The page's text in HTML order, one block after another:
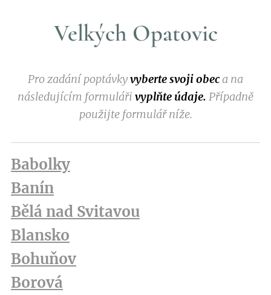
Velkých Opatovic
Pro zadání poptávkyvyberte svoji obeca na
následujícím formuláři vyplňte údaje. Případně
použijte formulář níže.
Babolky
Banín
Bělá nad Svitavou
Blansko
Bohuňov
Borová